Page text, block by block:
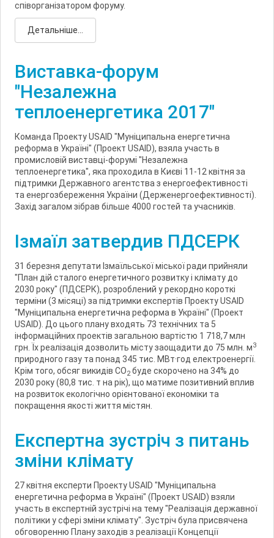
співорганізатором форуму.
Детальніше...
Виставка-форум
"Незалежна
теплоенергетика 2017"
Команда Проекту USAID "Муніципальна енергетична
реформа в Україні" (Проект USAID), взяла участь в
промисловій виставці-форумі "Незалежна
теплоенергетика", яка проходила в Києві 11-12 квітня за
підтримки Державного агентства з енергоефективності
та енергозбереження України (Держенергоефективності).
Захід загалом зібрав більше 4000 гостей та учасників.
Ізмаїл затвердив ПДСЕРК
31 березня депутати Ізмаїльської міської ради прийняли
"План дій сталого енергетичного розвитку і клімату до
2030 року" (ПДСЕРК), розроблений у рекордно короткі
терміни (3 місяці) за підтримки експертів Проекту USAID
"Муніципальна енергетична реформа в Україні" (Проект
USAID). До цього плану входять 73 технічних та 5
інформаційних проектів загальною вартістю 1 718,7 млн
грн. Їх реалізація дозволить місту заощадити до 75 млн. м3
природного газу та понад 345 тис. МВт·год електроенергії.
Крім того, обсяг викидів СО2 буде скорочено на 34% до
2030 року (80,8 тис. т на рік), що матиме позитивний вплив
на розвиток екологічно орієнтованої економіки та
покращення якості життя містян.
Експертна зустріч з питань
зміни клімату
27 квітня експерти Проекту USAID "Муніципальна
енергетична реформа в Україні" (Проект USAID) взяли
участь в експертній зустрічі на тему "Реалізація державної
політики у сфері зміни клімату". Зустріч була присвячена
обговоренню Плану заходів з реалізації Концепції